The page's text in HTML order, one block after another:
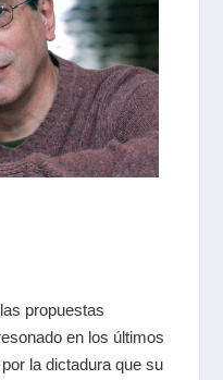
propuestas
en los últimos
la dictadura que su